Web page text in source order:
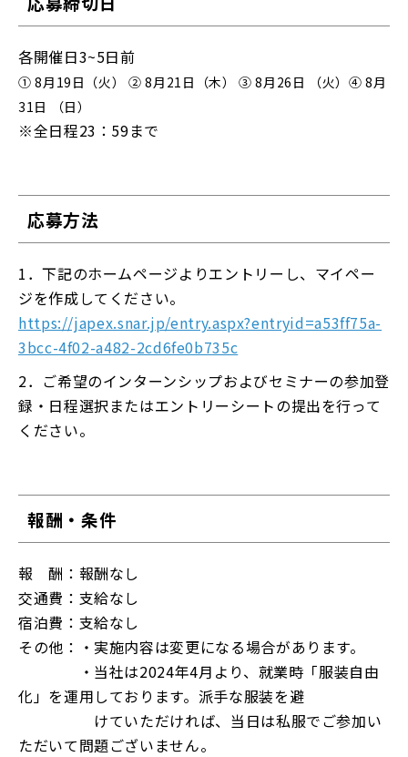
各開催日3~5日前
① 8月19日（火） ② 8月21日（木） ③ 8月26日 （火）④ 8月
31日 （日）
※全日程23：59まで
応募方法
1．下記のホームページよりエントリーし、マイペー
ジを作成してください。
https://japex.snar.jp/entry.aspx?entryid=a53ff75a-
3bcc-4f02-a482-2cd6fe0b735c
2．ご希望のインターンシップおよびセミナーの参加登
録・日程選択またはエントリーシートの提出を行って
ください。
報酬・条件
報 酬：報酬なし
交通費：支給なし
宿泊費：支給なし
その他：・実施内容は変更になる場合があります。
・当社は2024年4月より、就業時「服装自由
化」を運用しております。派手な服装を避
けていただければ、当日は私服でご参加い
ただいて問題ございません。